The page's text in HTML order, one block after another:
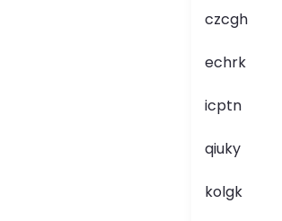
czcgh
echrk
icptn
qiuky
kolgk